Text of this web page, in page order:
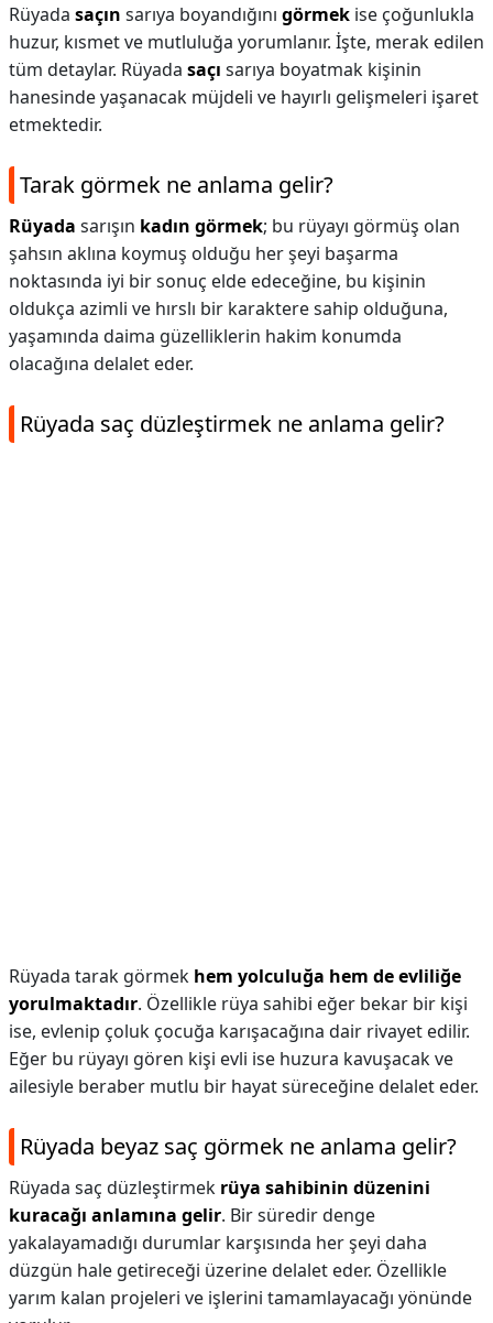
Rüyada saçın sarıya boyandığını görmek ise çoğunlukla
huzur, kısmet ve mutluluğa yorumlanır. İşte, merak edilen
tüm detaylar. Rüyada saçı sarıya boyatmak kişinin
hanesinde yaşanacak müjdeli ve hayırlı gelişmeleri işaret
etmektedir.
Tarak görmek ne anlama gelir?
Rüyada sarışın kadın görmek; bu rüyayı görmüş olan
şahsın aklına koymuş olduğu her şeyi başarma
noktasında iyi bir sonuç elde edeceğine, bu kişinin
oldukça azimli ve hırslı bir karaktere sahip olduğuna,
yaşamında daima güzelliklerin hakim konumda
olacağına delalet eder.
Rüyada saç düzleştirmek ne anlama gelir?
Rüyada tarak görmek hem yolculuğa hem de evliliğe
yorulmaktadır. Özellikle rüya sahibi eğer bekar bir kişi
ise, evlenip çoluk çocuğa karışacağına dair rivayet edilir.
Eğer bu rüyayı gören kişi evli ise huzura kavuşacak ve
ailesiyle beraber mutlu bir hayat süreceğine delalet eder.
Rüyada beyaz saç görmek ne anlama gelir?
Rüyada saç düzleştirmek rüya sahibinin düzenini
kuracağı anlamına gelir. Bir süredir denge
yakalayamadığı durumlar karşısında her şeyi daha
düzgün hale getireceği üzerine delalet eder. Özellikle
yarım kalan projeleri ve işlerini tamamlayacağı yönünde